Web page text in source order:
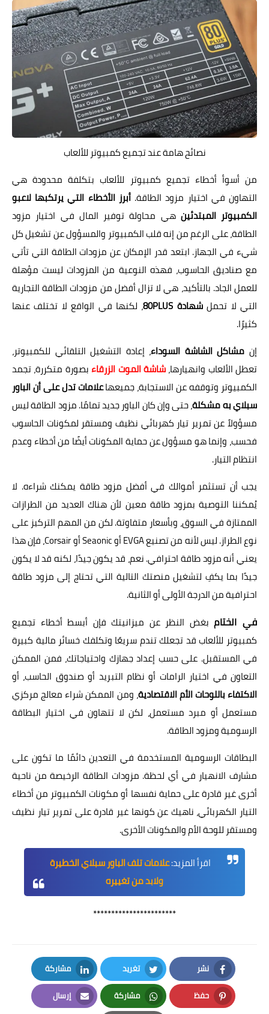
نصائح هامة عند تجميع كمبيوتر للألعاب
من أسوأ أخطاء تجميع كمبيوتر للألعاب بتكلفة محدودة هي
التهاون في اختيار مزود الطاقة.أبرز الأخطاء التي يرتكبها لاعبو
الكمبيوتر المبتدئين هي محاولة توفير المال في اختيار مزود
الطاقة، على الرغم من إنه قلب الكمبيوتر والمسؤول عن تشغيل كل
شيء في الجهاز. ابتعد قدر الإمكان عن مزودات الطاقة التي تأتي
مع صناديق الحاسوب، فهذه النوعية من المزودات ليست مؤهلة
للعمل الجاد. بالتأكيد، هي لا تزال أفضل من مزودات الطاقة التجارية
التي لا تحملشهادة 80PLUS
، لكنها في الواقع لا تختلف عنها
كثيرًا.
إن مشاكل الشاشة السوداء، إعادة التشغيل التلقائي للكمبيوتر،
تعطل الألعاب وانهيارها،شاشة الموت الزرقاءبصورة متكررة، تجمد
الكمبيوتر وتوقفه عن الاستجابة، جميعهاعلامات تدل على أن الباور
سبلاي به مشكلة، حتى وإن كان الباور جديد تمامًا. مزود الطاقة ليس
مسؤولاً عن تمرير تيار كهربائي نظيف ومستقر لمكونات الحاسوب
فحسب، وإنما هو مسؤول عن حماية المكونات أيضًا من أخطاء وعدم
انتظام التيار.
يجب أن تستثمر أموالك في أفضل مزود طاقة يمكنك شراءه. لا
يُمكننا التوصية بمزود طاقة معين لأن هناك العديد من الطرازات
الممتازة في السوق، وبأسعار متفاوتة. لكن من المهم التركيز على
نوع الطراز. ليس لأنه من تصنيع EVGA أو Seaonic أو Corsair، فإن هذا
يعني أنه مزود طاقة احترافي. نعم، قد يكون جيدًا، لكنه قد لا يكون
جيدًا بما يكفِ لتشغيل منصتك التالية التي تحتاج إلى مزود طاقة
احترافية من الدرجة الأولى أو الثانية.
في الختامبغض النظر عن ميزانيتك فإن أبسط أخطاء تجميع
كمبيوتر للألعاب قد تجعلك تندم سريعًا وتكلفك خسائر مالية كبيرة
في المستقبل. على حسب إعداد جهازك واحتياجاتك، فمن الممكن
التعاون في اختيار الرامات أو نظام التبريد أو صندوق الحاسب، أو
الاكتفاء باللوحات الأم الاقتصادية، ومن الممكن شراء معالج مركزي
مستعمل أو مبرد مستعمل، لكن لا تتهاون في اختيار البطاقة
الرسومية ومزود الطاقة.
البطاقات الرسومية المستخدمة في التعدين دائمًا ما تكون على
مشارف الانهيار في أي لحظة. مزودات الطاقة الرخيصة من ناحية
أخرى غير قادرة على حماية نفسها أو مكونات الكمبيوتر من أخطاء
التيار الكهربائي، ناهيك عن كونها غير قادرة على تمرير تيار نظيف
ومستقر للوحة الأم والمكونات الأخرى.
اقرأ المزيد:علامات تلف الباور سبلاي الخطيرة
ولابد من تغييره
***********************
نشر
Facebook
تغريد
Twitter
مشاركة
LinkedIn
حفظ
Pinterest
مشاركة
Whatsapp
إرسال
Email